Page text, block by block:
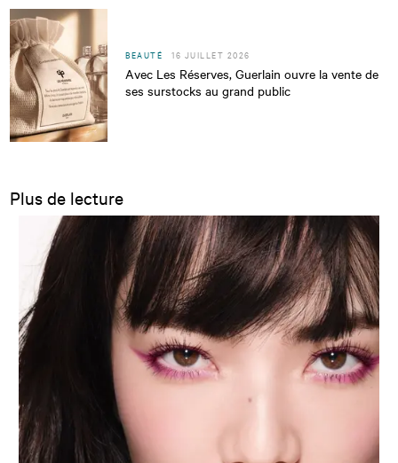
BEAUTÉ 16 JUILLET 2026
Avec Les Réserves, Guerlain ouvre la vente de
ses surstocks au grand public
Plus de lecture